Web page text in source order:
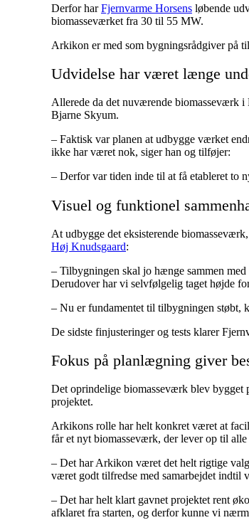
Derfor harFjernvarme Horsens løbende
biomasseværket fra 30 til 55 MW.
Arkikon er med som bygningsrådgiver på
Udvidelse har været længe
Allerede da det nuværende biomasseværk i
Bjarne Skyum.
– Faktisk var planen at udbygge værket
ikke har været nok, siger han og tilføjer:
– Derfor var tiden inde til at få etableret to
Visuel og funktionel
At udbygge det eksisterende
Høj Knudsgaard:
– Tilbygningen skal jo hænge sammen
Derudover har vi selvfølgelig taget højde
– Nu er fundamentet til tilbygningen støbt,
De sidste finjusteringer og tests klarer
Fokus på planlægning giver
Det oprindelige biomasseværk blev bygget
projektet.
Arkikons rolle har helt konkret været at
får et nyt biomasseværk, der lever op til alle
– Det har Arkikon været det helt rigtige
været godt tilfredse med samarbejdet indtil
– Det har helt klart gavnet projektet rent
afklaret fra starten, og derfor kunne vi